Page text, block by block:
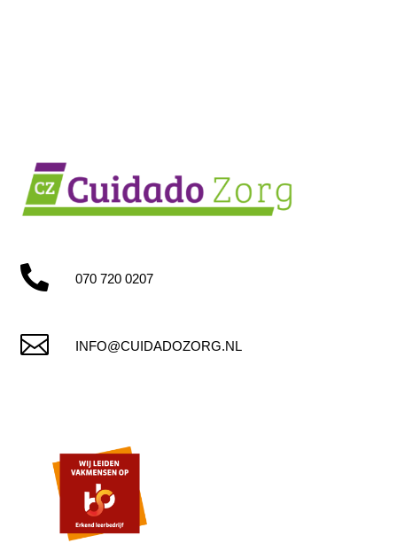
 070 720 0207
 INFO@CUIDADOZORG.NL